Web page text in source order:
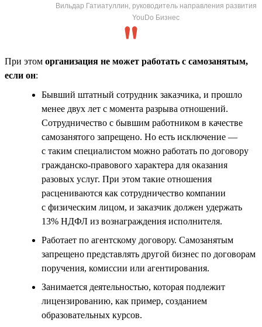
Вильдар Гатиатуллин, руководитель направления развития
YouDo Бизнес
При этом организация не может работать с самозанятым,
если он:
Бывший штатный сотрудник заказчика, и прошло
менее двух лет с момента разрыва отношений.
Сотрудничество с бывшим работником в качестве
самозанятого запрещено. Но есть исключение —
с таким специалистом можно работать по договору
гражданско-правового характера для оказания
разовых услуг. При этом такие отношения
расцениваются как сотрудничество компании
с физическим лицом, и заказчик должен удержать
13% НДФЛ из вознаграждения исполнителя.
Работает по агентскому договору. Самозанятым
запрещено представлять другой бизнес по договорам
поручения, комиссии или агентирования.
Занимается деятельностью, которая подлежит
лицензированию, как пример, созданием
образовательных курсов.